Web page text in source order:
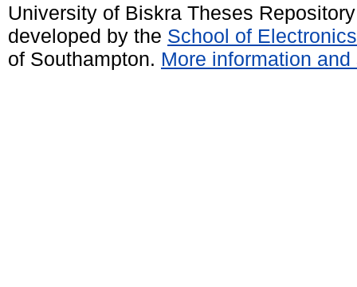
University of Biskra Theses
developed by the School of
of Southampton. More information